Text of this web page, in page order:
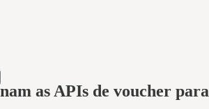
as APIs de voucher